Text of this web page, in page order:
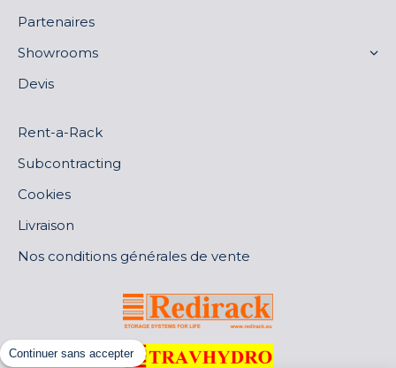
Partenaires
Showrooms
Devis
Rent-a-Rack
Subcontracting
Cookies
Livraison
Nos conditions générales de vente
Continuer sans accepter